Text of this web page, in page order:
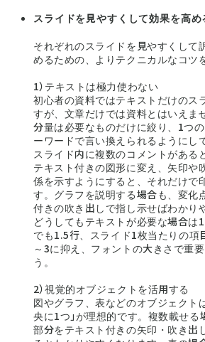
スライドを見やすくして効果を高め
それぞれのスライドを見やすくして
めるための、よりテクニカルなコツ
1）テキストは極力使わない
初心者の資料ではテキストだけのス
すが、文章だけでは資料とはいえま
分量は必要なものだけに絞り、1つ
ーワードで言い換えられるようにし
スライド内に複数のコメントがある
テキスト付きの図形に変え、矢印や
係を示すようにすると、それだけで
す。グラフを説明する場合も、変化
付きの吹き出しで指し示せばわかり
どうしてもテキストが必要な場合は
でも1.5行、スライド1枚当たりの項
～3に抑え、フォントの大きさで重
う。
2）視覚的オブジェクトを活用する
図やグラフ、表などのオブジェクト
央に1つ」が理想的です。複数載せる
部分をテキスト付きの矢印・吹き出